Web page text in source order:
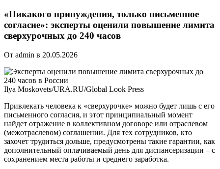
«Никакого принуждения, только письменное
согласие»: эксперты оценили повышение лимита
сверхурочных до 240 часов
От admin в 20.05.2026
Ilya Moskovets/URA.RU/Global Look Press
Привлекать человека к «сверхурочке» можно будет лишь с его
письменного согласия, и этот принципиальный момент
найдет отражение в коллективном договоре или отраслевом
(межотраслевом) соглашении. Для тех сотрудников, кто
захочет трудиться дольше, предусмотрены такие гарантии, как
дополнительный оплачиваемый день для диспансеризации – с
сохранением места работы и среднего заработка.